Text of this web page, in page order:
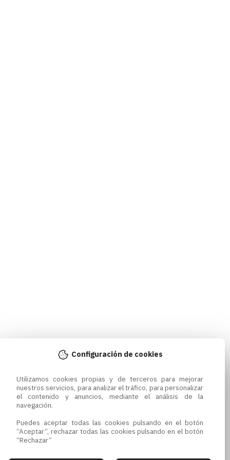
Configuración de cookies
Utilizamos cookies propias y de terceros para mejorar
nuestros servicios, para analizar el tráfico, para personalizar
el contenido y anuncios, mediante el análisis de la
navegación.
Puedes aceptar todas las cookies pulsando en el botón
“Aceptar”, rechazar todas las cookies pulsando en el botón
“Rechazar”